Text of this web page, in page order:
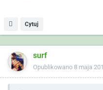
Cytuj
surf
Opublikowano 8 maja